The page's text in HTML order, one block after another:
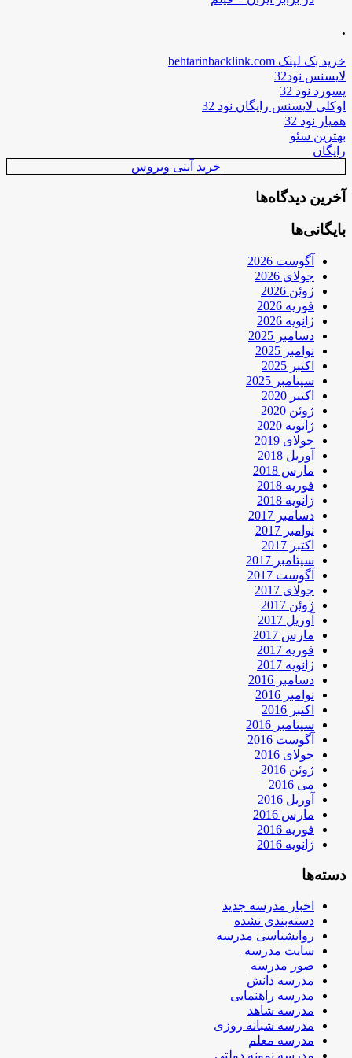
.
خرید بک لینک behtarinbacklink.com
لایسنس نود32
پسورد نود 32
اوکلی لایسنس رایگان نود 32
همیار نود 32
بهترین سئو
رایگان
خرید آنتی ویروس
آخرین دیدگاه‌ها
بایگانی‌ها
آگوست 2026
جولای 2026
ژوئن 2026
فوریه 2026
ژانویه 2026
دسامبر 2025
نوامبر 2025
اکتبر 2025
سپتامبر 2025
اکتبر 2020
ژوئن 2020
ژانویه 2020
جولای 2019
آوریل 2018
مارس 2018
فوریه 2018
ژانویه 2018
دسامبر 2017
نوامبر 2017
اکتبر 2017
سپتامبر 2017
آگوست 2017
جولای 2017
ژوئن 2017
آوریل 2017
مارس 2017
فوریه 2017
ژانویه 2017
دسامبر 2016
نوامبر 2016
اکتبر 2016
سپتامبر 2016
آگوست 2016
جولای 2016
ژوئن 2016
می 2016
آوریل 2016
مارس 2016
فوریه 2016
ژانویه 2016
دسته‌ها
اخبار مدرسه جدید
دسته‌بندی نشده
روانشناسی مدرسه
سایت مدرسه
صور مدرسه
مدرسه دانش
مدرسه راهنمایی
مدرسه شاهد
مدرسه شبانه روزی
مدرسه معلم